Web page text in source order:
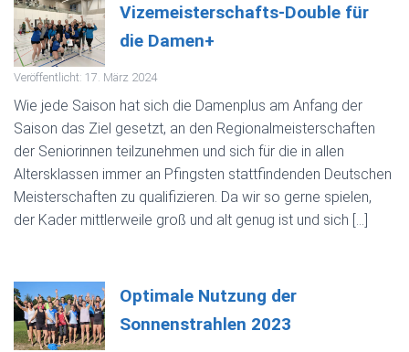
Vizemeisterschafts-Double für
die Damen+
Veröffentlicht: 17. März 2024
Wie jede Saison hat sich die Damenplus am Anfang der
Saison das Ziel gesetzt, an den Regionalmeisterschaften
der Seniorinnen teilzunehmen und sich für die in allen
Altersklassen immer an Pfingsten stattfindenden Deutschen
Meisterschaften zu qualifizieren. Da wir so gerne spielen,
der Kader mittlerweile groß und alt genug ist und sich […]
Optimale Nutzung der
Sonnenstrahlen 2023